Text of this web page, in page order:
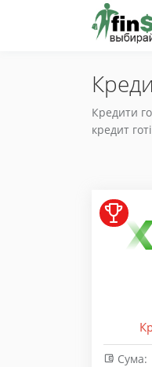
Кредити
кредит
Сума: